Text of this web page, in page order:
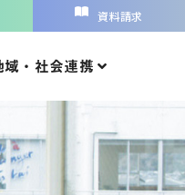
資料請求
域・社会連携